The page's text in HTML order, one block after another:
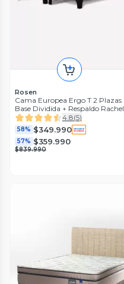
Rosen
Cama Europea Ergo T 2 Plazas
Base Dividida + Respaldo Rachel
4.8(5)
58% $349.990
57% $359.990
$839.990